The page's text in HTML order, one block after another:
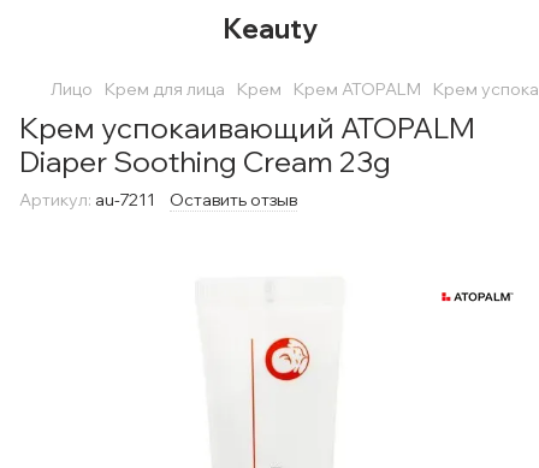
Keauty
Лицо Крем для лица Крем Крем ATOPALM Крем
Крем успокаивающий ATOPALM
Diaper Soothing Cream 23g
Артикул: au-7211 Оставить отзыв